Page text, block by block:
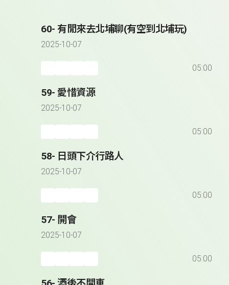
60- 有閒來去北埔聊(有空到北埔玩)
2025-10-07
05:00
59- 愛惜資源
2025-10-07
05:00
58- 日頭下介行路人
2025-10-07
05:00
57- 開會
2025-10-07
05:00